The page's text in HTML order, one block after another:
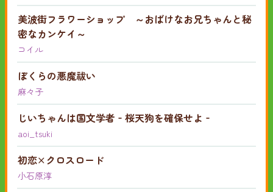
美波街フラワーショップ ～おばけなお兄ちゃんと秘
密なカンケイ～
コイル
ぼくらの悪魔祓い
麻々子
じいちゃんは国文学者‐桜天狗を確保せよ‐
aoi_tsuki
初恋×クロスロード
小石原淳